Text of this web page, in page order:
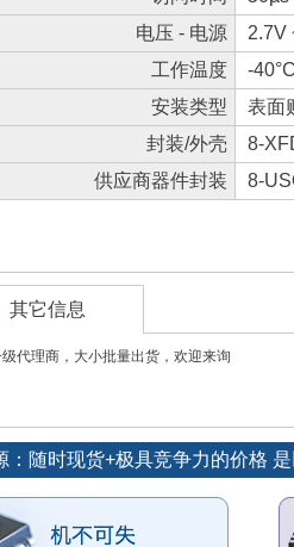
电压 - 电源
2.7V
工作温度
-
安装类型
表面
封装/外壳
8-
供应商器件封装
8-
其它信息
代理商，大小批量出货，欢迎来询
随时现货+极具竞争力的价格